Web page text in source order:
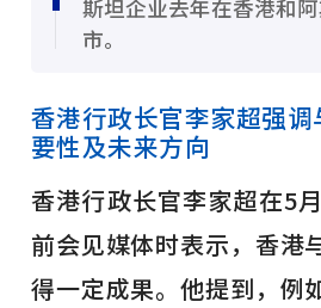
斯坦企业去年在香港和
市。
香港行政长官李家超强
要性及未来方向
香港行政长官李家超在5
前会见媒体时表示，香港
得一定成果。他提到，例